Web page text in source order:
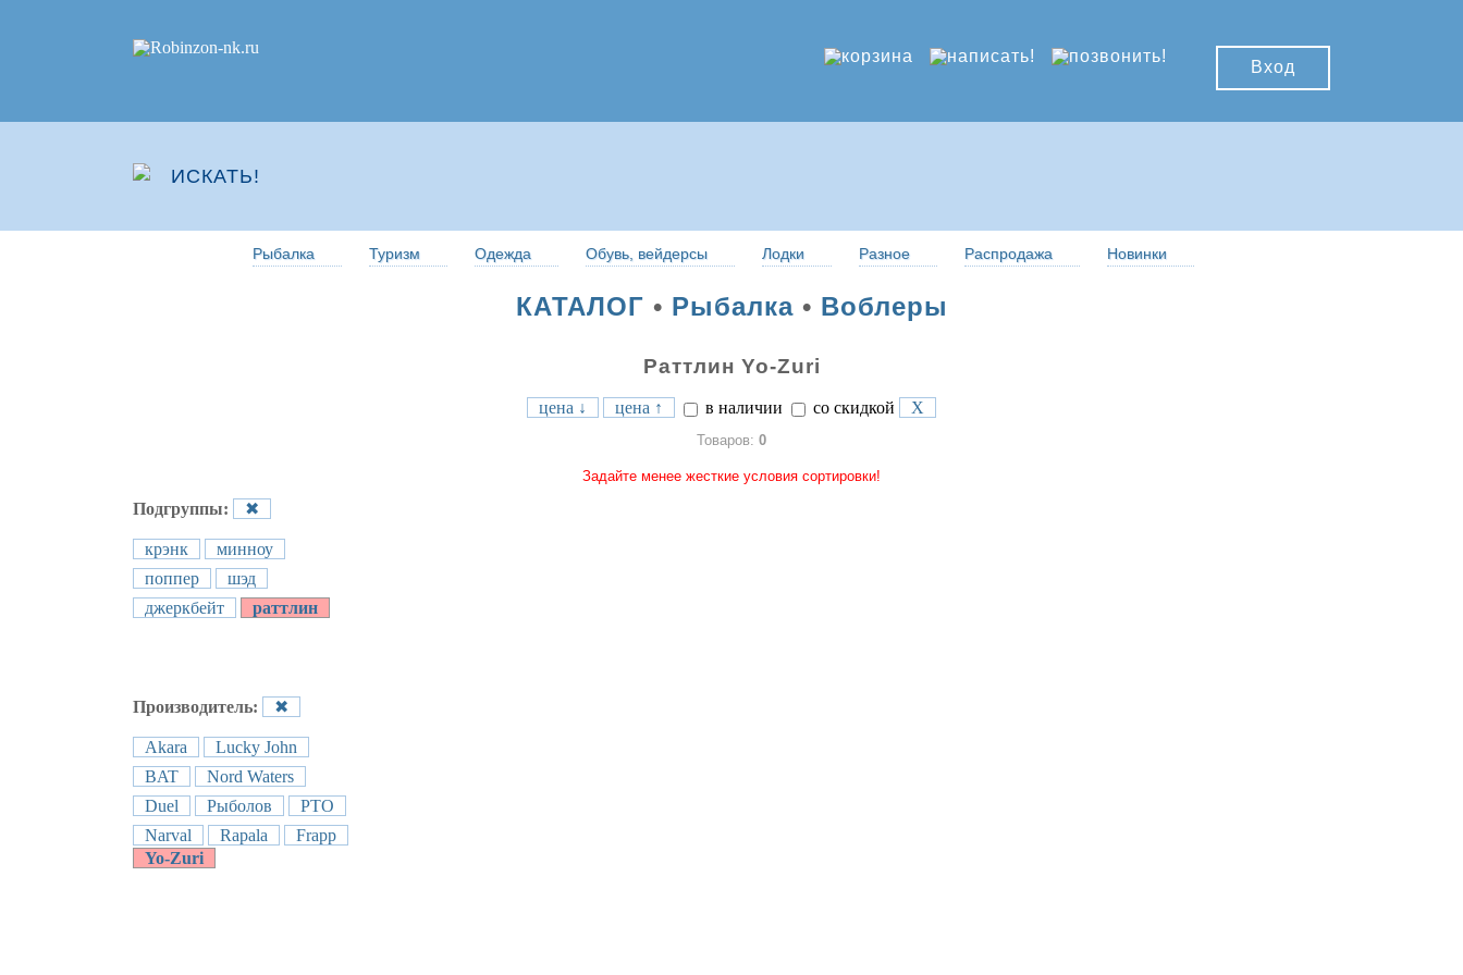
Вход
Рыбалка Туризм Одежда Обувь, вейдерсы Лодки Разное Распродажа Новинки
КАТАЛОГ • Рыбалка• Воблеры
Раттлин Yo-Zuri
цена ↓ цена ↑ в наличии со скидкой X
Товаров: 0
Задайте менее жесткие условия сортировки!
Подгруппы: ✖
крэнк
минноу
поппер
шэд
джеркбейт
раттлин
Производитель: ✖
Akara
Lucky John
BAT
Nord Waters
Duel
Рыболов
РТО
Narval
Rapala
Frapp
Yo-Zuri